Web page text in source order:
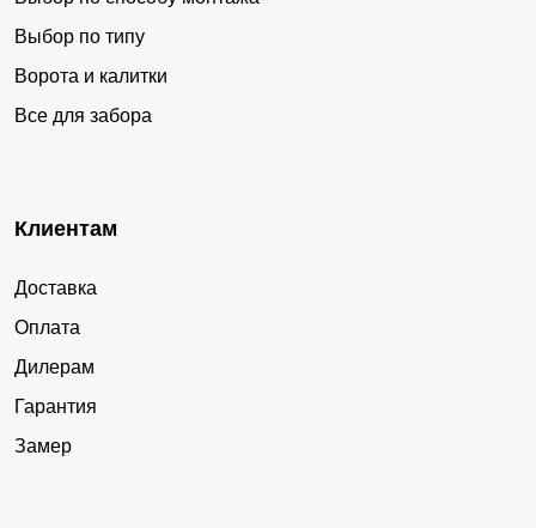
Выбор по типу
Ворота и калитки
Все для забора
Клиентам
Доставка
Оплата
Дилерам
Гарантия
Замер